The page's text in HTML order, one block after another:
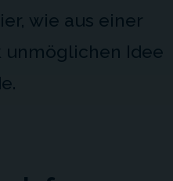
wie aus einer
unmöglichen Idee